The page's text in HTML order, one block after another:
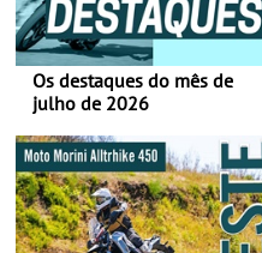
Os destaques do mês de
julho de 2026